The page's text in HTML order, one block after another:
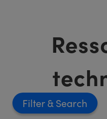
Filter